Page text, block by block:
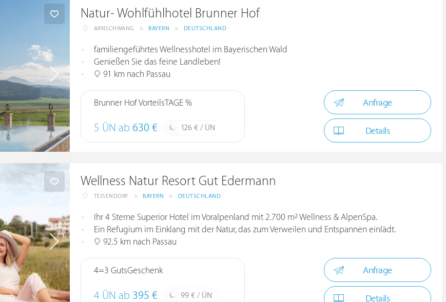
Natur- Wohlfühlhotel Brunner Hof
ARNSCHWANG > BAYERN > DEUTSCHLAND
familiengeführtes Wellnesshotel im Bayerischen Wald
Genießen Sie das feine Landleben!
91 km nach Passau
Brunner Hof VorteilsTAGE %
5 ÜN ab 630 € 126 € / ÜN
Anfrage
Details
Wellness Natur Resort Gut Edermann
TEISENDORF > BAYERN > DEUTSCHLAND
Ihr 4 Sterne Superior Hotel im Voralpenland mit 2.700 m² Wellness & AlpenSpa.
Ein Refugium im Einklang mit der Natur, das zum Verweilen und Entspannen einlädt.
92.5 km nach Passau
4=3 GutsGeschenk
4 ÜN ab 395 € 99 € / ÜN
Anfrage
Details